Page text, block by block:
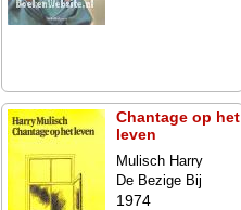
Chantage op het
leven
Mulisch Harry
De Bezige Bij
1974